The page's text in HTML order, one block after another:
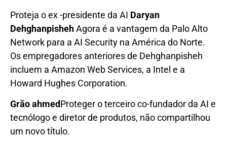
Proteja o ex -presidente da AI Daryan
DehghanpishehAgora é a vantagem da Palo Alto
Network para a AI Security na América do Norte.
Os empregadores anteriores de Dehghanpisheh
incluem a Amazon Web Services, a Intel e a
Howard Hughes Corporation.
Grão ahmedProteger o terceiro co-fundador da AI e
tecnólogo e diretor de produtos, não compartilhou
um novo título.